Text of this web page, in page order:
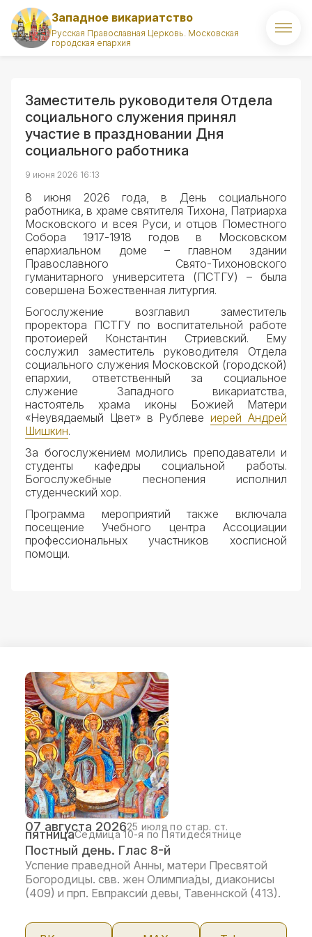
Западное викариатство
Русская Православная Церковь. Московская
городская епархия
Правящий архиерей
Викарий
Духовенство
Новости
Комиссии викариатства
Документы
Заместитель руководителя Отдела
социального служения принял
участие в праздновании Дня
социального работника
9 июня 2026 16:13
8 июня 2026 года, в День социального
работника, в храме святителя Тихона, Патриарха
Московского и всея Руси, и отцов Поместного
Собора 1917-1918 годов в Московском
епархиальном доме – главном здании
Православного Свято-Тихоновского
гуманитарного университета (ПСТГУ) – была
совершена Божественная литургия.
Богослужение возглавил заместитель
проректора ПСТГУ по воспитательной работе
протоиерей Константин Стриевский. Ему
сослужил заместитель руководителя Отдела
социального служения Московской (городской)
епархии, ответственный за социальное
служение Западного викариатства,
настоятель храма иконы Божией Матери
«Неувядаемый Цвет» в Рублевеиерей Андрей
Шишкин.
За богослужением молились преподаватели и
студенты кафедры социальной работы.
Богослужебные песнопения исполнил
студенческий хор.
Программа мероприятий также включала
посещение Учебного центра Ассоциации
профессиональных участников хосписной
помощи.
07 августа 202625 июля по стар. ст.
пятницаСедмица 10-я по Пятидесятнице
Постный день. Глас 8-й
Успение праведной Анны, матери Пресвятой
Богородицы. свв. жен Олимпиа́ды, диаконисы
(409) и прп. Евпракси́и девы, Тавеннской (413).